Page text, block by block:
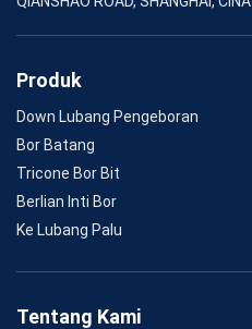
Produk
Down Lubang Pengeboran
Bor Batang
Tricone Bor Bit
Berlian Inti Bor
Ke Lubang Palu
Tentang Kami